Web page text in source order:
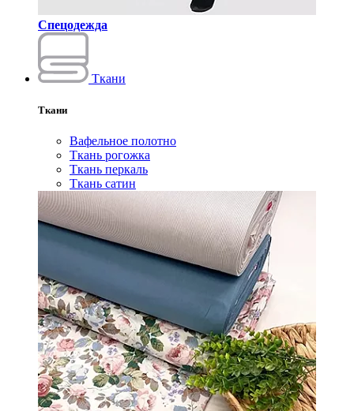
Спецодежда
Ткани
Ткани
Вафельное полотно
Ткань рогожка
Ткань перкаль
Ткань сатин